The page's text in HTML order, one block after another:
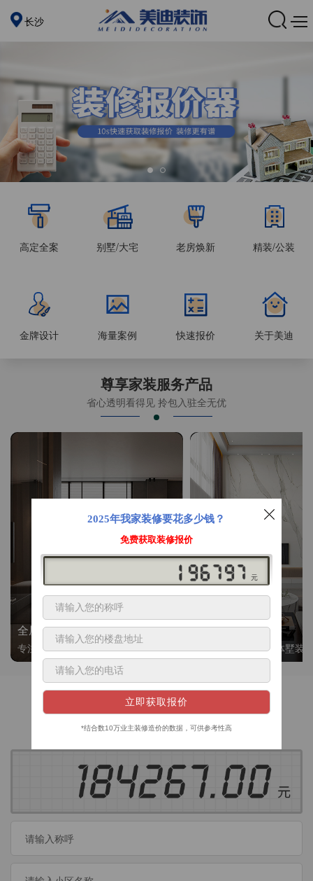
长沙
高定全案 别墅/大宅 老房焕新 精装/公装
金牌设计 海量案例 快速报价 关于美迪
尊享家装服务产品
省心透明看得见 拎包入驻全无优
全屋整装
专注整装24年，高标准，选美迪 十年后仍爱我家
别墅大平层
高端私人定制，整体墅装
获取装修预算